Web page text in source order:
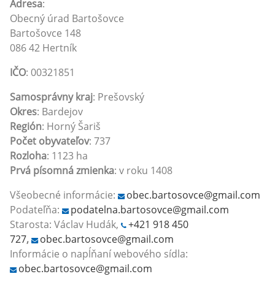
Adresa:
Obecný úrad Bartošovce
Bartošovce 148
086 42 Hertník
IČO: 00321851
Samosprávny kraj: Prešovský
Okres: Bardejov
Región: Horný Šariš
Počet obyvateľov: 737
Rozloha: 1123 ha
Prvá písomná zmienka: v roku 1408
Všeobecné informácie:
obec.bartosovce@gmail.com
Podateľňa:
podatelna.bartosovce@gmail.com
Starosta: Václav Hudák,
+421 918 450
727,
obec.bartosovce@gmail.com
Informácie o napĺňaní webového sídla:
obec.bartosovce@gmail.com